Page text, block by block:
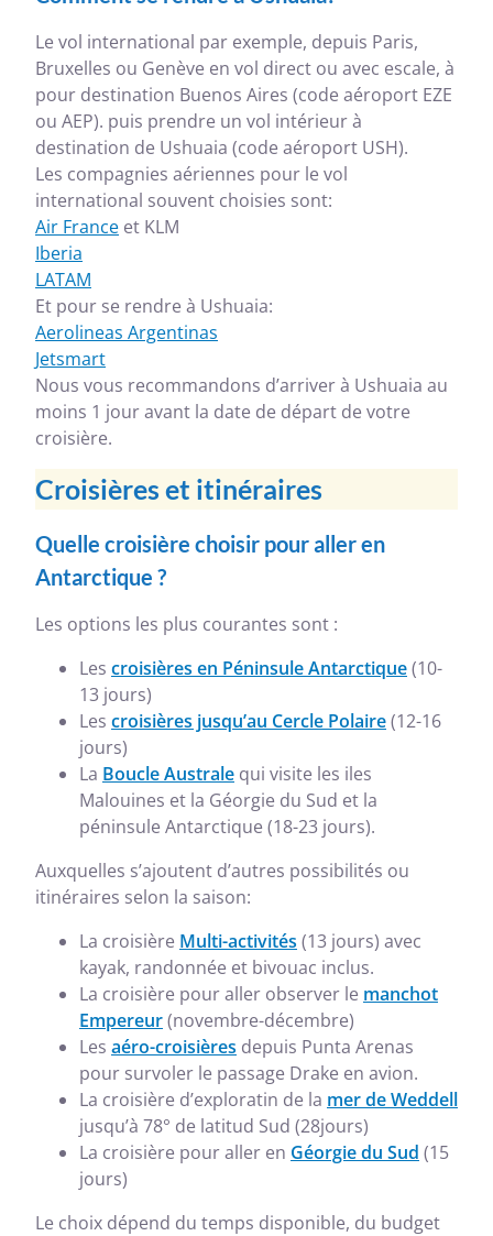
Le vol international par exemple, depuis Paris,
Bruxelles ou Genève en vol direct ou avec escale, à
pour destination Buenos Aires (code aéroport EZE
ou AEP). puis prendre un vol intérieur à
destination de Ushuaia (code aéroport USH).
Les compagnies aériennes pour le vol
international souvent choisies sont:
Air France et KLM
Iberia
LATAM
Et pour se rendre à Ushuaia:
Aerolineas Argentinas
Jetsmart
Nous vous recommandons d’arriver à Ushuaia au
moins 1 jour avant la date de départ de votre
croisière.
Croisières et itinéraires
Quelle croisière choisir pour aller en
Antarctique ?
Les options les plus courantes sont :
Les croisières en Péninsule Antarctique(10-
13 jours)
Les croisières jusqu’au Cercle Polaire(12-16
jours)
La Boucle Australe qui visite les iles
Malouines et la Géorgie du Sud et la
péninsule Antarctique (18-23 jours).
Auxquelles s’ajoutent d’autres possibilités ou
itinéraires selon la saison:
La croisière Multi-activités (13 jours) avec
kayak, randonnée et bivouac inclus.
La croisière pour aller observer le manchot
Empereur(novembre-décembre)
Les aéro-croisières depuis Punta Arenas
pour survoler le passage Drake en avion.
La croisière d’exploratin de la mer de Weddell
jusqu’à 78° de latitud Sud (28jours)
La croisière pour aller en Géorgie du Sud (15
jours)
Le choix dépend du temps disponible, du budget